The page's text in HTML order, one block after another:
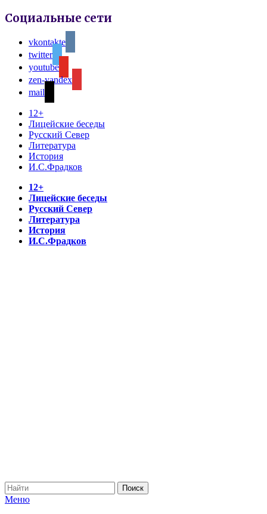
Социальные сети
vkontakte
twitter
youtube
zen-yandex
mail
12+
Лицейские беседы
Русский Север
Литература
История
И.С.Фрадков
12+
Лицейские беседы
Русский Север
Литература
История
И.С.Фрадков
Меню